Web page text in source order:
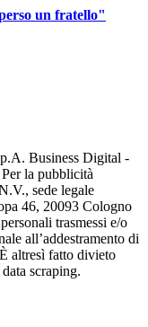
un fratello"
Business Digital -
la pubblicità
sede legale
46, 20093 Cologno
trasmessi e/o
all’addestramento di
altresì fatto divieto
scraping.